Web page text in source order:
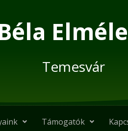
Temesvár
Támogatók